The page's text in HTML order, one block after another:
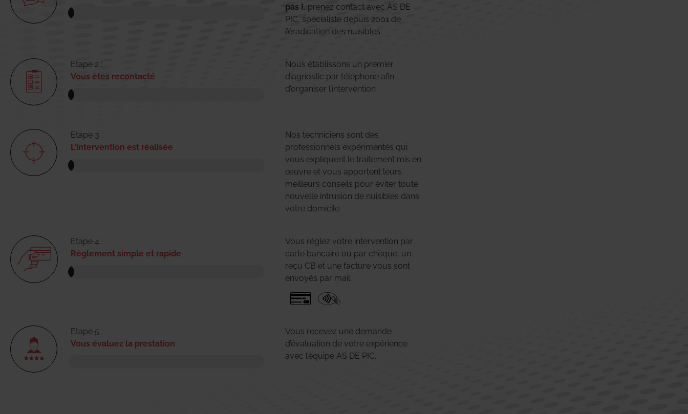
pas !, prenez contact avec AS DE
PIC, spécialiste depuis 2001 de
l’éradication des nuisibles.
Etape 2 :
Vous êtes recontacté
Nous établissons un premier
diagnostic par téléphone afin
d’organiser l’intervention
Etape 3 :
L'intervention est réalisée
Nos techniciens sont des
professionnels expérimentés qui
vous expliquent le traitement mis en
œuvre et vous apportent leurs
meilleurs conseils pour éviter toute
nouvelle intrusion de nuisibles dans
votre domicile.
Etape 4 :
Règlement simple et rapide
Vous réglez votre intervention par
carte bancaire ou par chèque, un
reçu CB et une facture vous sont
envoyés par mail.
Etape 5 :
Vous évaluez la prestation
Vous recevez une demande
d’évaluation de votre expérience
avec l’équipe AS DE PIC.